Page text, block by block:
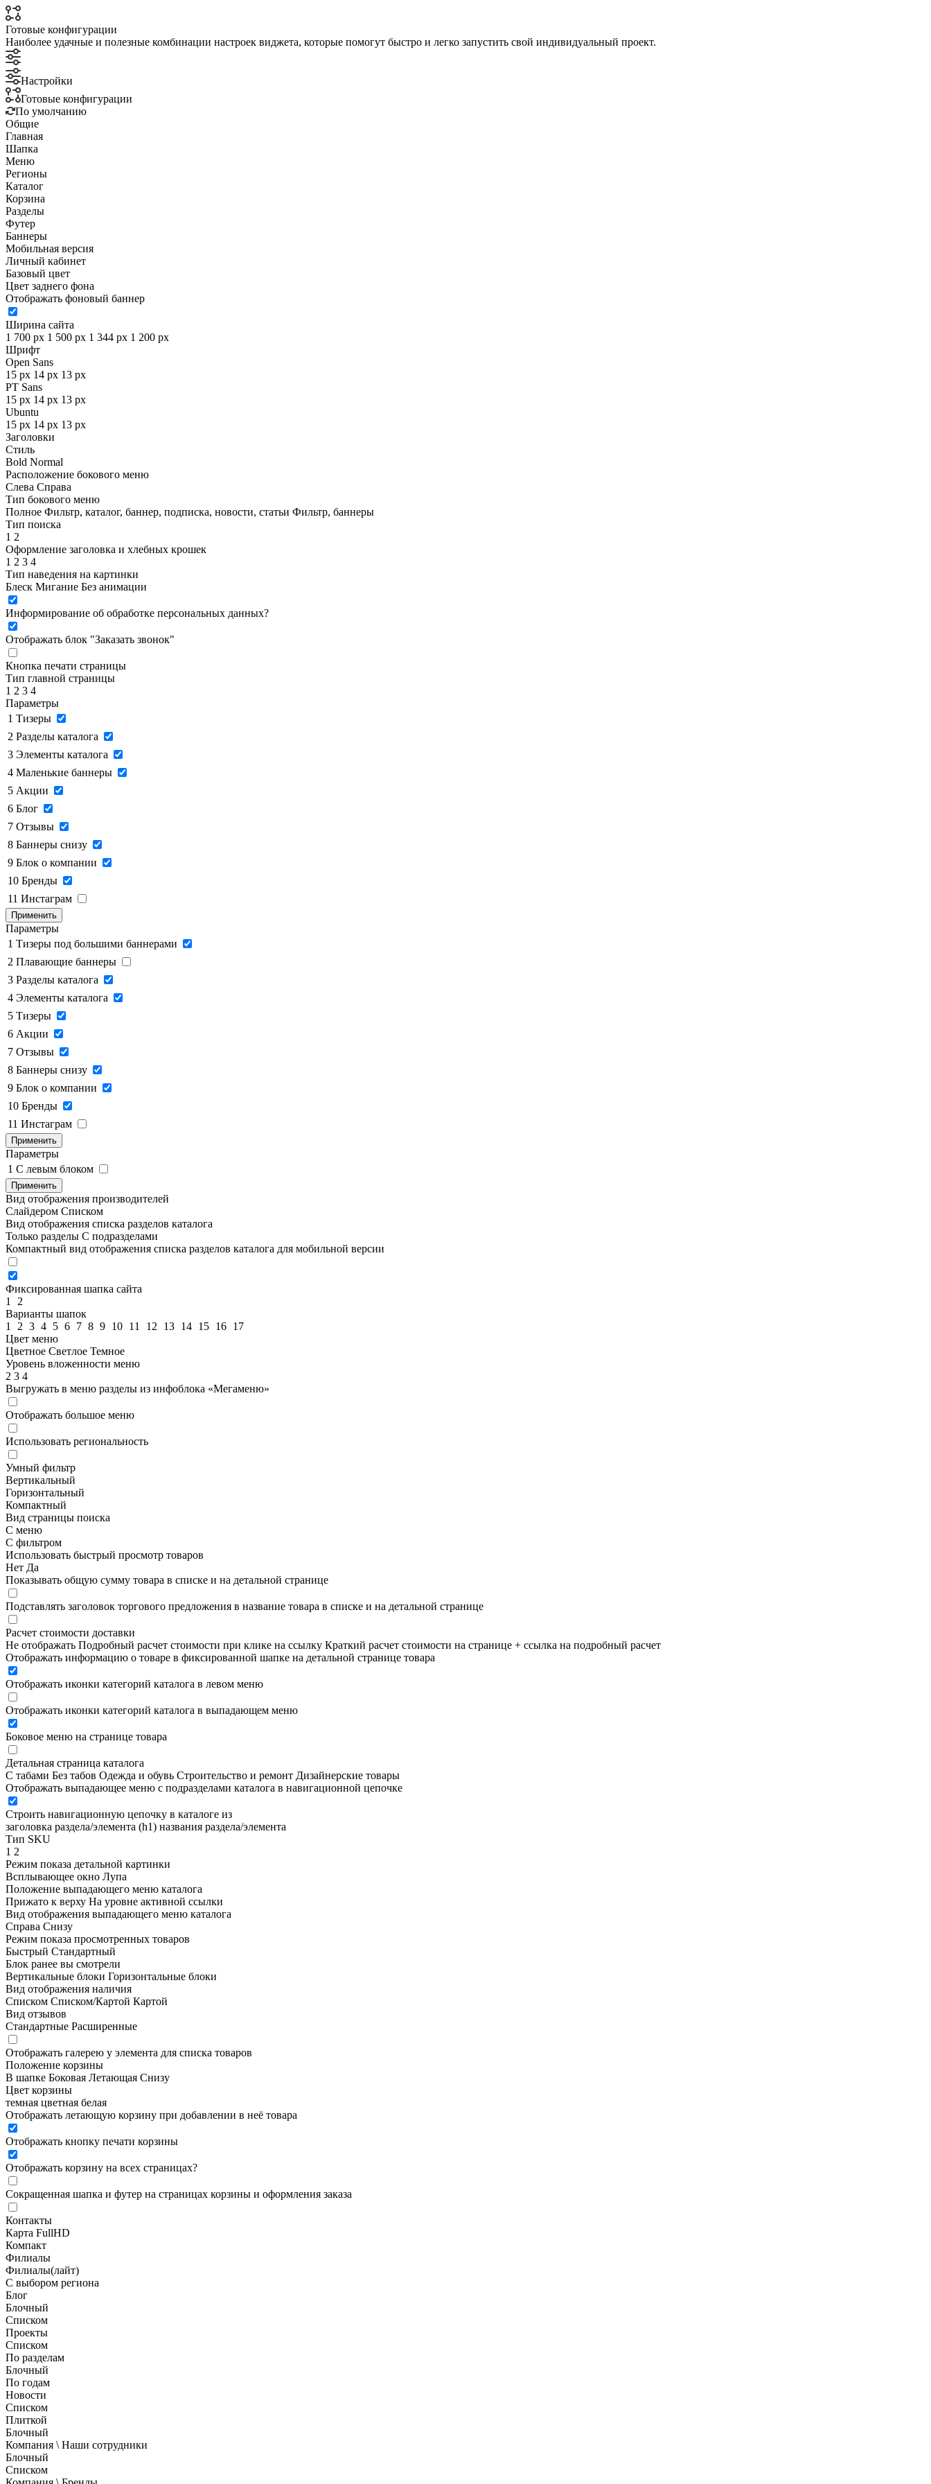
Готовые конфигурации
Наиболее удачные и полезные комбинации настроек виджета, которые помогут быстро и легко запустить свой индивидуальный проект.
Настройки
Готовые конфигурации
По умолчанию
Общие
Главная
Шапка
Меню
Регионы
Каталог
Корзина
Разделы
Футер
Баннеры
Мобильная версия
Личный кабинет
Базовый цвет
Цвет заднего фона
Отображать фоновый баннер
Ширина сайта
1 700 px 1 500 px 1 344 px 1 200 px
Шрифт
Open Sans
15 px 14 px 13 px
PT Sans
15 px 14 px 13 px
Ubuntu
15 px 14 px 13 px
Заголовки
Стиль
Bold Normal
Расположение бокового меню
Слева Справа
Тип бокового меню
Полное Фильтр, каталог, баннер, подписка, новости, статьи Фильтр, баннеры
Тип поиска
1 2
Оформление заголовка и хлебных крошек
1 2 3 4
Тип наведения на картинки
Блеск Мигание Без анимации
Информирование об обработке персональных данных?
Отображать блок "Заказать звонок"
Кнопка печати страницы
Тип главной страницы
1 2 3 4
Параметры
1 Тизеры
2 Разделы каталога
3 Элементы каталога
4 Маленькие баннеры
5 Акции
6 Блог
7 Отзывы
8 Баннеры снизу
9 Блок о компании
10 Бренды
11 Инстаграм
Применить
Параметры
1 Тизеры под большими баннерами
2 Плавающие баннеры
3 Разделы каталога
4 Элементы каталога
5 Тизеры
6 Акции
7 Отзывы
8 Баннеры снизу
9 Блок о компании
10 Бренды
11 Инстаграм
Применить
Параметры
1 C левым блоком
Применить
Вид отображения производителей
Слайдером Списком
Вид отображения списка разделов каталога
Только разделы С подразделами
Компактный вид отображения списка разделов каталога для мобильной версии
Фиксированная шапка сайта
1
2
Варианты шапок
1
2 3 4 5 6 7 8 9 10 11 12 13 14 15 16 17
Цвет меню
Цветное Светлое Темное
Уровень вложенности меню
2 3 4
Выгружать в меню разделы из инфоблока «Мегаменю»
Отображать большое меню
Использовать региональность
Умный фильтр
Вертикальный
Горизонтальный
Компактный
Вид страницы поиска
С меню
С фильтром
Использовать быстрый просмотр товаров
Нет Да
Показывать общую сумму товара в списке и на детальной странице
Подставлять заголовок торгового предложения в название товара в списке и на детальной странице
Расчет стоимости доставки
Не отображать Подробный расчет стоимости при клике на ссылку Краткий расчет стоимости на странице + ссылка на подробный расчет
Отображать информацию о товаре в фиксированной шапке на детальной странице товара
Отображать иконки категорий каталога в левом меню
Отображать иконки категорий каталога в выпадающем меню
Боковое меню на странице товара
Детальная страница каталога
С табами Без табов Одежда и обувь Строительство и ремонт Дизайнерские товары
Отображать выпадающее меню с подразделами каталога в навигационной цепочке
Строить навигационную цепочку в каталоге из
заголовка раздела/элемента (h1) названия раздела/элемента
Тип SKU
1 2
Режим показа детальной картинки
Всплывающее окно Лупа
Положение выпадающего меню каталога
Прижато к верху На уровне активной ссылки
Вид отображения выпадающего меню каталога
Справа Снизу
Режим показа просмотренных товаров
Быстрый Стандартный
Блок ранее вы смотрели
Вертикальные блоки Горизонтальные блоки
Вид отображения наличия
Списком Списком/Картой Картой
Вид отзывов
Стандартные Расширенные
Отображать галерею у элемента для списка товаров
Положение корзины
В шапке Боковая Летающая Снизу
Цвет корзины
темная цветная белая
Отображать летающую корзину при добавлении в неё товара
Отображать кнопку печати корзины
Отображать корзину на всех страницах?
Сокращенная шапка и футер на страницах корзины и оформления заказа
Контакты
Карта FullHD
Компакт
Филиалы
Филиалы(лайт)
С выбором региона
Блог
Блочный
Списком
Проекты
Списком
По разделам
Блочный
По годам
Новости
Списком
Плиткой
Блочный
Компания \ Наши сотрудники
Блочный
Списком